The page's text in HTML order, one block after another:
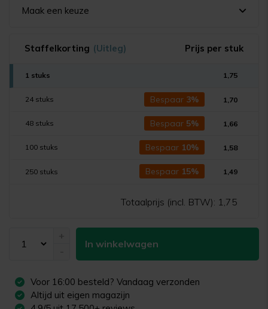
Maak een keuze
Staffelkorting (Uitleg) Prijs per stuk
1 stuks 1,75
24 stuks Bespaar 3% 1,70
48 stuks Bespaar 5% 1,66
100 stuks Bespaar 10% 1,58
250 stuks Bespaar 15% 1,49
Totaalprijs (incl. BTW): 1,75
In winkelwagen
Voor 16:00 besteld? Vandaag verzonden
Altijd uit eigen magazijn